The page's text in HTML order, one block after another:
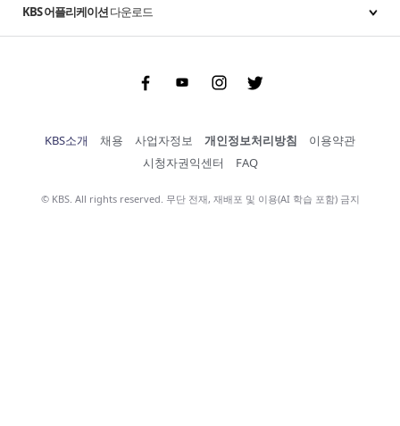
KBS 어플리케이션다운로드
FacebookYoutubeInstgram Twitter
KBS소개 채용 사업자정보 개인정보처리방침
이용약관
시청자권익센터
FAQ
© KBS. All rights reserved. 무단 전재, 재배포 및 이용(AI 학습 포함) 금지